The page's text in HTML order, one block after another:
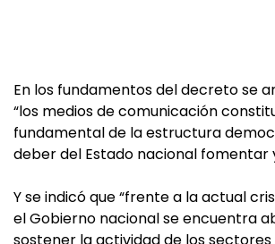
En los fundamentos del decreto se
“los medios de comunicación
fundamental de la estructura
deber del Estado nacional fomentar
Y se indicó que “frente a la actual
el Gobierno nacional se encuentra